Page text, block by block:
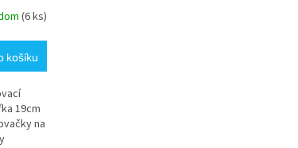
(6 ks)
košíku
19cm
na